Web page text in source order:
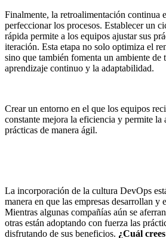
Finalmente, la retroalimentación continua
perfeccionar los procesos. Establecer un
rápida permite a los equipos ajustar sus
iteración. Esta etapa no solo optimiza el
sino que también fomenta un ambiente de
aprendizaje continuo y la adaptabilidad.
Crear un entorno en el que los equipos
constante mejora la eficiencia y permite la
prácticas de manera ágil.
La incorporación de la cultura DevOps
manera en que las empresas desarrollan y
Mientras algunas compañías aún se
otras están adoptando con fuerza las
disfrutando de sus beneficios. ¿Cuál